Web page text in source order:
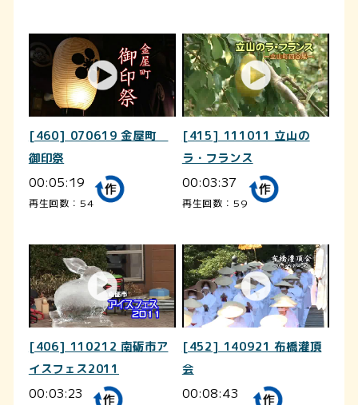
[460] 070619 金屋町
御印祭
00:05:19
再生回数：54
[415] 111011 立山の
ラ・フランス
00:03:37
再生回数：59
[406] 110212 南砺市ア
イスフェス2011
00:03:23
[452] 140921 布橋灌頂
会
00:08:43